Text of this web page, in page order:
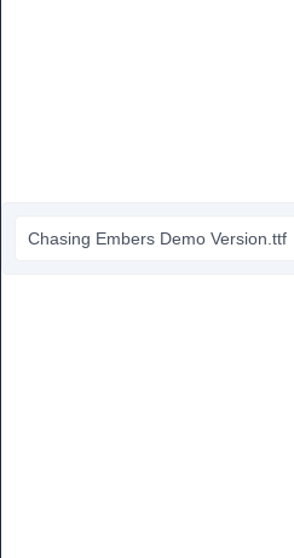
Chasing Embers Demo Version.ttf